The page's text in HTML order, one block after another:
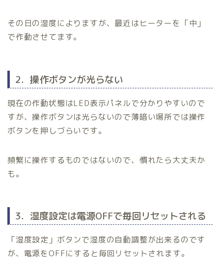
その日の湿度によりますが、最近はヒーターを「中」
で作動させてます。
2．操作ボタンが光らない
現在の作動状態はLED表示パネルで分かりやすいので
すが、操作ボタンは光らないので薄暗い場所では操作
ボタンを押しづらいです。
頻繁に操作するものではないので、慣れたら大丈夫か
も。
3．湿度設定は電源OFFで毎回リセットされる
「湿度設定」ボタンで湿度の自動調整が出来るのです
が、電源をOFFにすると毎回リセットされます。